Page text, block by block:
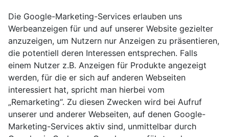
Die Google-Marketing-Services erlauben uns
Werbeanzeigen für und auf unserer Website gezielter
anzuzeigen, um Nutzern nur Anzeigen zu präsentieren,
die potentiell deren Interessen entsprechen. Falls
einem Nutzer z.B. Anzeigen für Produkte angezeigt
werden, für die er sich auf anderen Webseiten
interessiert hat, spricht man hierbei vom
„Remarketing“. Zu diesen Zwecken wird bei Aufruf
unserer und anderer Webseiten, auf denen Google-
Marketing-Services aktiv sind, unmittelbar durch